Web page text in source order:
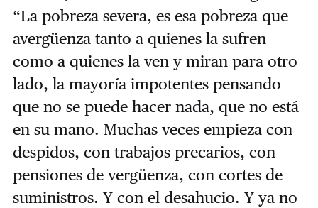
“La pobreza severa, es esa pobreza que
avergüenza tanto a quienes la sufren
como a quienes la ven y miran para otro
lado, la mayoría impotentes pensando
que no se puede hacer nada, que no está
en su mano. Muchas veces empieza con
despidos, con trabajos precarios, con
pensiones de vergüenza, con cortes de
suministros. Y con el desahucio. Y ya no